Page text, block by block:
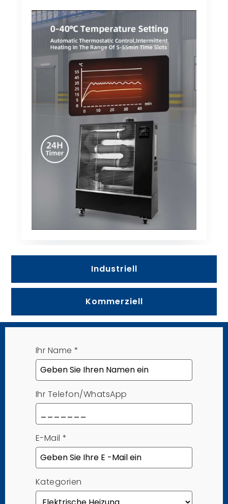
Industriell
Kommerziell
Ihr Name *
Ihr Telefon/WhatsApp
E-Mail *
Kategorien